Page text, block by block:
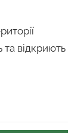
та відкриють